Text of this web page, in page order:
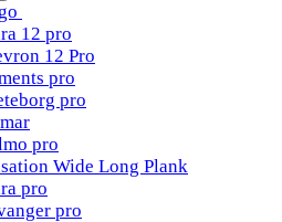
12 pro
12 Pro
pro
pro
pro
Wide Long Plank
pro
pro